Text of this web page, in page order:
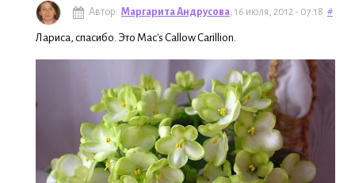
Автор: Маргарита Андрусова, 16 июля, 2012 - 07:18 #
Лариса, спасибо. Это Mac's Callow Carillion.